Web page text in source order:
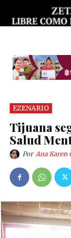
EZENARIO
Tijuana
Salud
Por Ana Karen